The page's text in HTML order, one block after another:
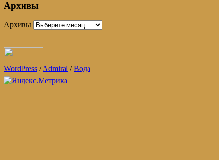
Архивы
Архивы
WordPress /Admiral /Вода